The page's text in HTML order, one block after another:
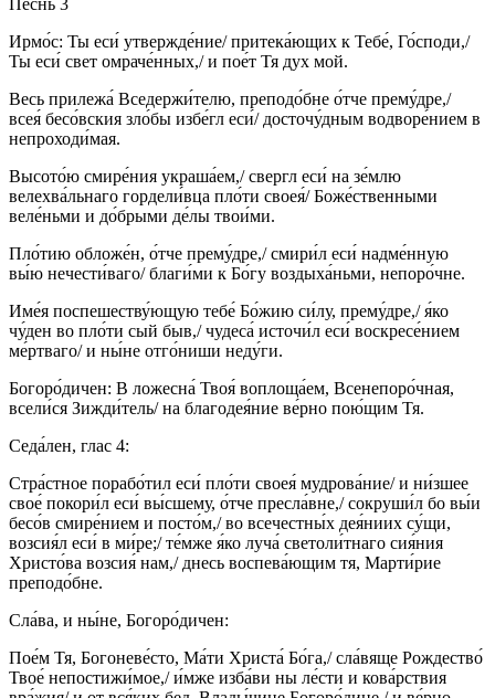
Ирмо́с: Ты еси́ утвержде́ние/ притека́ющих к Тебе́, Го́споди,/
Ты еси́ свет омраче́нных,/ и пое́т Тя дух мой.
Весь прилежа́ Вседержи́телю, преподо́бне о́тче прему́дре,/
всея́ бесо́вския зло́бы избе́гл еси́/ досточу́дным водворе́нием в
непроходи́мая.
Высото́ю смире́ния украша́ем,/ свергл еси́ на зе́млю
велехва́льнаго гордели́вца пло́ти своея́/ Боже́ственными
веле́ньми и до́брыми де́лы твои́ми.
Пло́тию обложе́н, о́тче прему́дре,/ смири́л еси́ надме́нную
вы́ю нечести́ваго/ благи́ми к Бо́гу воздыха́ньми, непоро́чне.
Име́я поспешеству́ющую тебе́ Бо́жию си́лу, прему́дре,/ я́ко
чу́ден во пло́ти сый быв,/ чудеса́ источи́л еси́ воскресе́нием
ме́ртваго/ и ны́не отго́ниши неду́ги.
Богоро́дичен: В ложесна́ Твоя́ воплоща́ем, Всенепоро́чная,
всели́ся Зижди́тель/ на благодея́ние ве́рно пою́щим Тя.
Седа́лен, глас 4:
Стра́стное порабо́тил еси́ пло́ти своея́ мудрова́ние/ и ни́зшее
свое́ покори́л еси́ вы́сшему, о́тче пресла́вне,/ сокруши́л бо вы́и
бесо́в смире́нием и посто́м,/ во всечестны́х дея́ниих су́щи,
возсия́л еси́ в ми́ре;/ те́мже я́ко луча́ светоли́тнаго сия́ния
Христо́ва возсия́ нам,/ днесь воспева́ющим тя, Марти́рие
преподо́бне.
Сла́ва, и ны́не, Богоро́дичен:
Пое́м Тя, Богоневе́сто, Ма́ти Христа́ Бо́га,/ сла́вяще Рождество́
Твое́ непостижи́мое,/ и́мже изба́ви ны ле́сти и кова́рствия